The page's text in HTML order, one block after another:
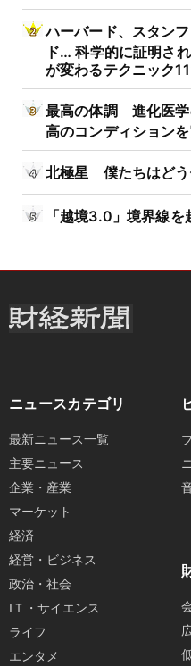
ハーバード、スタン
ド… 科学的に証明さ
が変わるテクニック
最高の体調 進化医学
高のコンディション
北極星 僕たちはど
「越境3.0」境界線
ニュースカテゴリ
最新ニュース一覧
主要ニュース
企業・産業
マーケット
経済
経営・ビジネス
政治・社会
IＴ・サイエンス
ライフ
エンタメ